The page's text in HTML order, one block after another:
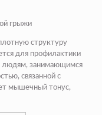
грыжи
структуру
для профилактики
людям, занимающимся
связанной с
мышечный тонус,